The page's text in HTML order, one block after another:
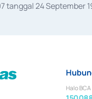
tanggal 24
Halo BCA